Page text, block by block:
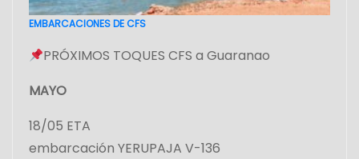
t
a
EMBARCACIONES DE CFS
PRÓXIMOS TOQUES CFS a Guaranao
MAYO
18/05 ETA
embarcación YERUPAJA V-136